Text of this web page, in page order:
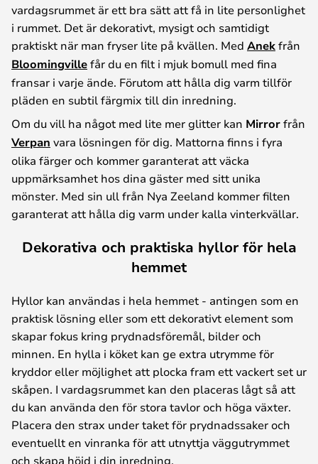
vardagsrummet är ett bra sätt att få in lite personlighet
i rummet. Det är dekorativt, mysigt och samtidigt
praktiskt när man fryser lite på kvällen. Med Anekfrån
Bloomingvillefår du en filt i mjuk bomull med fina
fransar i varje ände. Förutom att hålla dig varm tillför
pläden en subtil färgmix till din inredning.
Om du vill ha något med lite mer glitter kan Mirrorfrån
Verpan vara lösningen för dig. Mattorna finns i fyra
olika färger och kommer garanterat att väcka
uppmärksamhet hos dina gäster med sitt unika
mönster. Med sin ull från Nya Zeeland kommer filten
garanterat att hålla dig varm under kalla vinterkvällar.
Dekorativa och praktiska hyllor för hela
hemmet
Hyllor kan användas i hela hemmet - antingen som en
praktisk lösning eller som ett dekorativt element som
skapar fokus kring prydnadsföremål, bilder och
minnen. En hylla i köket kan ge extra utrymme för
kryddor eller möjlighet att plocka fram ett vackert set ur
skåpen. I vardagsrummet kan den placeras lågt så att
du kan använda den för stora tavlor och höga växter.
Placera den strax under taket för prydnadssaker och
eventuellt en vinranka för att utnyttja väggutrymmet
och skapa höjd i din inredning.